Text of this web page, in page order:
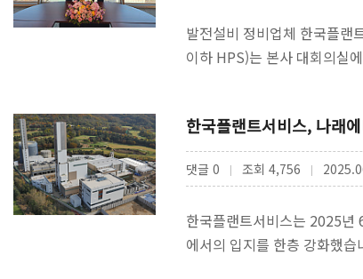
발전설비 정비업체 한국플랜
이하 HPS)는 본사 대회의실
한국플랜트서비스, 나래
댓글 0 | 조회 4,756 |
한국플랜트서비스는 2025년
에서의 입지를 한층 강화했